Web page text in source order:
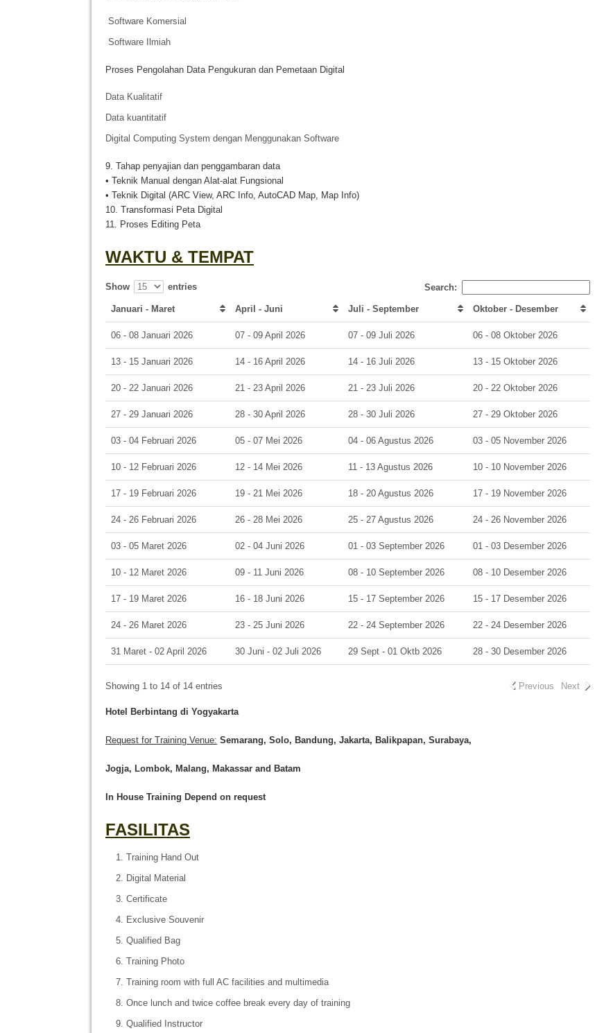
Software Komersial
Software Ilmiah
Proses Pengolahan Data Pengukuran dan Pemetaan Digital
Data Kualitatif
Data kuantitatif
Digital Computing System dengan Menggunakan Software
9. Tahap penyajian dan penggambaran data
• Teknik Manual dengan Alat-alat Fungsional
• Teknik Digital (ARC View, ARC Info, AutoCAD Map, Map Info)
10. Transformasi Peta Digital
11. Proses Editing Peta
WAKTU & TEMPAT
Show entries Search:
Januari - Maret April - Juni Juli - September Oktober - Desember
06 - 08 Januari 2026 07 - 09 April 2026 07 - 09 Juli 2026 06 - 08 Oktober 2026
13 - 15 Januari 2026 14 - 16 April 2026 14 - 16 Juli 2026 13 - 15 Oktober 2026
20 - 22 Januari 2026 21 - 23 April 2026 21 - 23 Juli 2026 20 - 22 Oktober 2026
27 - 29 Januari 2026 28 - 30 April 2026 28 - 30 Juli 2026 27 - 29 Oktober 2026
03 - 04 Februari 2026 05 - 07 Mei 2026 04 - 06 Agustus 2026 03 - 05 November 2026
10 - 12 Februari 2026 12 - 14 Mei 2026 11 - 13 Agustus 2026 10 - 10 November 2026
17 - 19 Februari 2026 19 - 21 Mei 2026 18 - 20 Agustus 2026 17 - 19 November 2026
24 - 26 Februari 2026 26 - 28 Mei 2026 25 - 27 Agustus 2026 24 - 26 November 2026
03 - 05 Maret 2026 02 - 04 Juni 2026 01 - 03 September 2026 01 - 03 Desember 2026
10 - 12 Maret 2026 09 - 11 Juni 2026 08 - 10 September 2026 08 - 10 Desember 2026
17 - 19 Maret 2026 16 - 18 Juni 2026 15 - 17 September 2026 15 - 17 Desember 2026
24 - 26 Maret 2026 23 - 25 Juni 2026 22 - 24 September 2026 22 - 24 Desember 2026
31 Maret - 02 April 2026 30 Juni - 02 Juli 2026 29 Sept - 01 Oktb 2026 28 - 30 Desember 2026
Showing 1 to 14 of 14 entries Previous Next
Hotel Berbintang di Yogyakarta
Request for Training Venue: Semarang, Solo, Bandung, Jakarta, Balikpapan, Surabaya,
Jogja, Lombok, Malang, Makassar and Batam
In House Training Depend on request
FASILITAS
Training Hand Out
Digital Material
Certificate
Exclusive Souvenir
Qualified Bag
Training Photo
Training room with full AC facilities and multimedia
Once lunch and twice coffee break every day of training
Qualified Instructor